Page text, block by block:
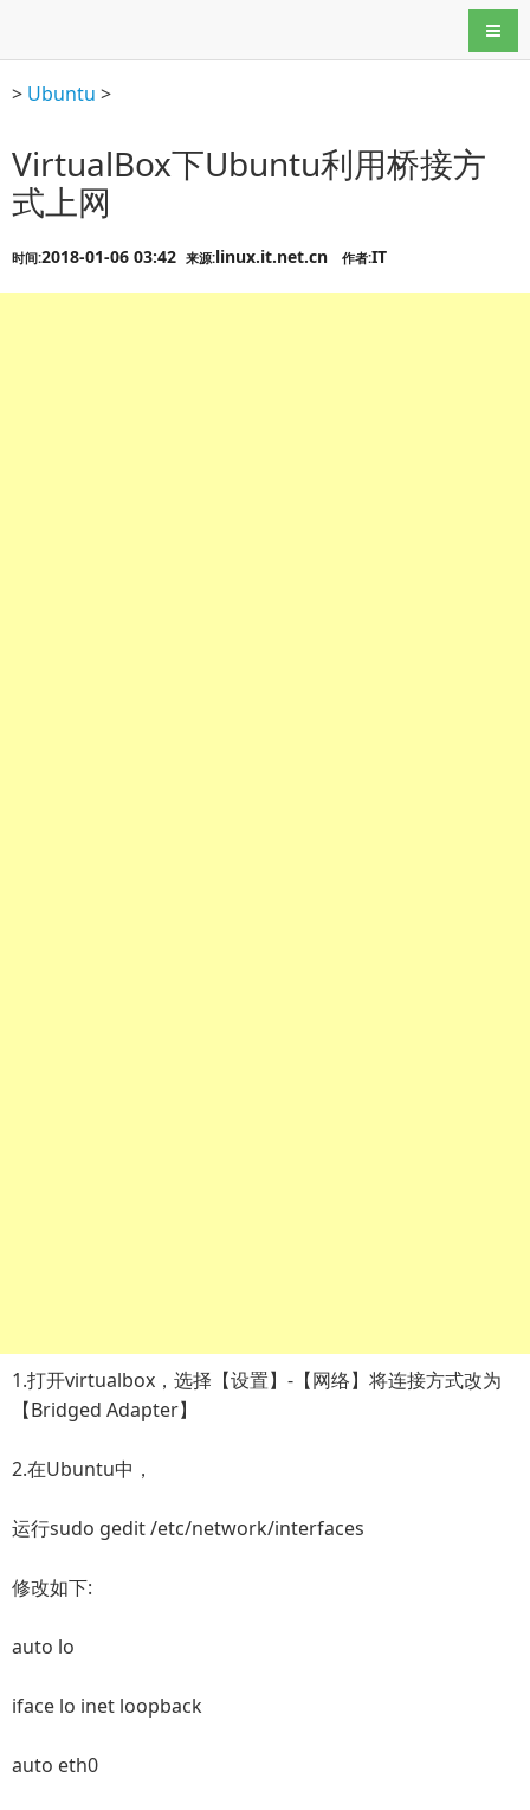
导航
> Ubuntu >
VirtualBox下Ubuntu利用桥接方
式上网
时间:2018-01-06 03:42 来源:linux.it.net.cn 作者:IT
1.打开virtualbox，选择【设置】-【网络】将连接方式改为
【Bridged Adapter】
2.在Ubuntu中，
运行sudo gedit /etc/network/interfaces
修改如下:
auto lo
iface lo inet loopback
auto eth0